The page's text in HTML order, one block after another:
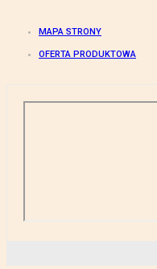
MAPA STRONY
OFERTA PRODUKTOWA